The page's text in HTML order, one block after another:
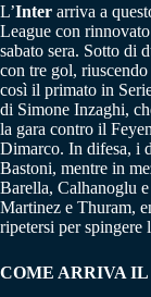
L’Inter arriva a
League con
sabato sera. Sotto di
con tre gol,
così il primato in
di Simone Inzaghi,
la gara contro il
Dimarco. In difesa, i
Bastoni, mentre in
Barella, Calhanoglu
Martinez e Thuram,
ripetersi per spingere
COME ARRIVA